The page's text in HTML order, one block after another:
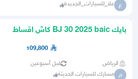
ع علا_للسيارات_الجديدة
بايك BJ 30 2025 baic كاش اقساط
109,800
الرياض قبل أسبوعين
م مسارك للسيارات الحديثة